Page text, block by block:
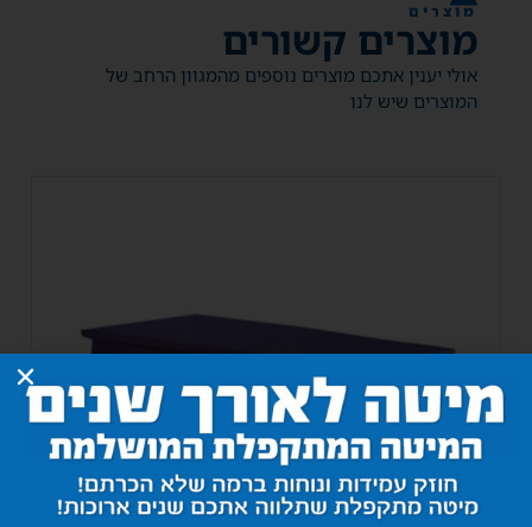
מוצרים
מוצרים קשורים
אולי יענין אתכם מוצרים נוספים מהמגוון הרחב של
המוצרים שיש לנו